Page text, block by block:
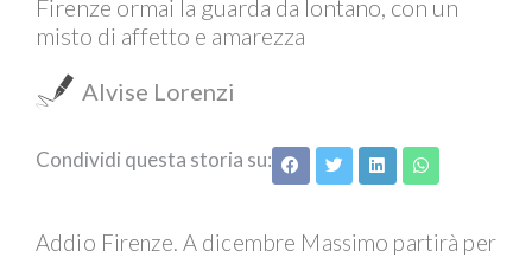
Firenze ormai la guarda da lontano, con un
misto di affetto e amarezza
Alvise Lorenzi
Condividi questa storia su:
Addio Firenze. A dicembre Massimo partirà per